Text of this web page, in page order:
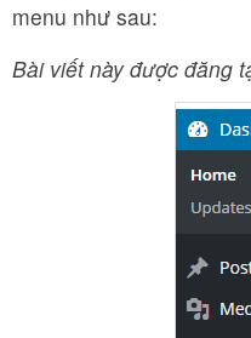
menu như sau:
Bài viết này được đăng